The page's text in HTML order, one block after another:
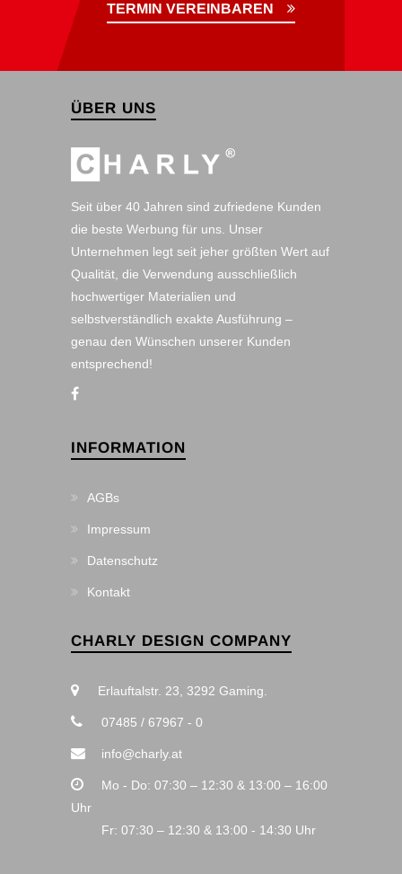
TERMIN VEREINBAREN
ÜBER UNS
Seit über 40 Jahren sind zufriedene Kunden
die beste Werbung für uns. Unser
Unternehmen legt seit jeher größten Wert auf
Qualität, die Verwendung ausschließlich
hochwertiger Materialien und
selbstverständlich exakte Ausführung –
genau den Wünschen unserer Kunden
entsprechend!
INFORMATION
AGBs
Impressum
Datenschutz
Kontakt
CHARLY DESIGN COMPANY
Erlauftalstr. 23, 3292 Gaming.
07485 / 67967 - 0
info@charly.at
Mo - Do: 07:30 – 12:30 & 13:00 – 16:00
Uhr
Fr: 07:30 – 12:30 & 13:00 - 14:30 Uhr